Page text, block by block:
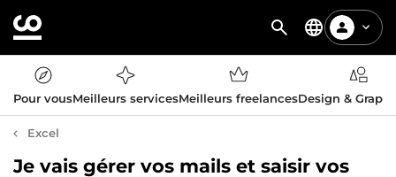
Pour vousMeilleurs servicesMeilleurs freelancesDesign &
Excel
Je vais gérer vos mails et saisir vos